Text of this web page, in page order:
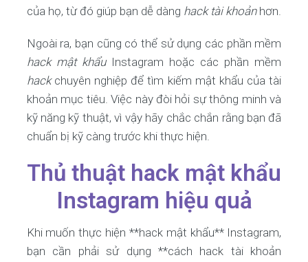
của họ, từ đó giúp bạn dễ dàng hack tài khoảnhơn.
Ngoài ra, bạn cũng có thể sử dụng các phần mềm
hack mật khẩuInstagram hoặc các phần mềm
hackchuyên nghiệp để tìm kiếm mật khẩu của tài
khoản mục tiêu. Việc này đòi hỏi sự thông minh và
kỹ năng kỹ thuật, vì vậy hãy chắc chắn rằng bạn đã
chuẩn bị kỹ càng trước khi thực hiện.
Thủ thuật hack mật khẩu
Instagram hiệu quả
Khi muốn thực hiện **hack mật khẩu** Instagram,
bạn cần phải sử dụng **cách hack tài khoản